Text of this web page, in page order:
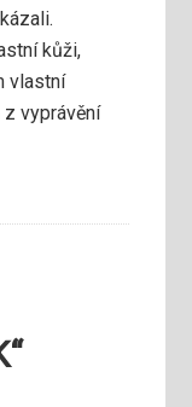
kůži,
vlastní
vyprávění